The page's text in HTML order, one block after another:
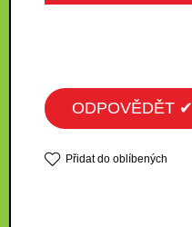
ODPOVĚDĚT ✔
Přidat do oblíbených